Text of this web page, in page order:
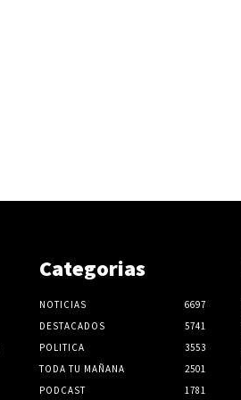
Categorias
NOTICIAS
6697
DESTACADOS
5741
POLITICA
3553
TODA TU MAÑANA
2501
PODCAST
1781